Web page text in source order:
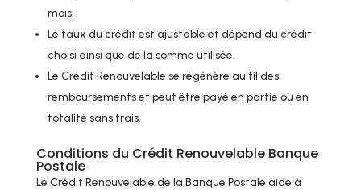
mois.
Le taux du crédit est ajustable et dépend du crédit
choisi ainsi que de la somme utilisée.
Le Crédit Renouvelable se régénère au fil des
remboursements et peut être payé en partie ou en
totalité sans frais.
Conditions du Crédit Renouvelable Banque
Postale
Le Crédit Renouvelable de la Banque Postale aide à